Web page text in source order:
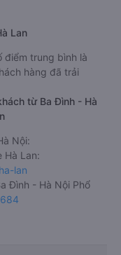
Lan
điểm trung bình là
hàng đã trải
từ Ba Đình - Hà
Nội:
Hà Lan:
lan
Đình - Hà Nội Phổ